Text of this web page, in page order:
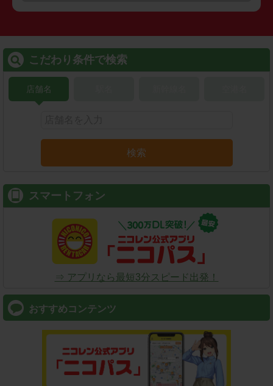
こだわり条件で検索
店舗名
検索
スマートフォン
⇒ アプリなら最短3分スピード出発！
おすすめコンテンツ